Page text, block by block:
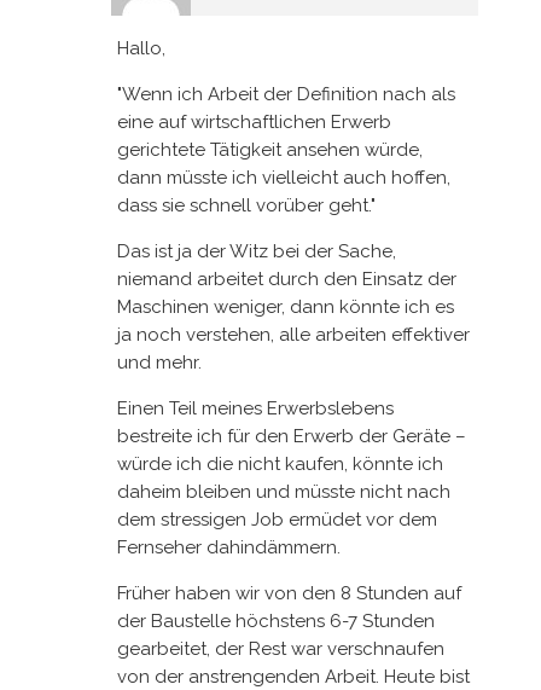
Hallo,
"Wenn ich Arbeit der Definition nach als
eine auf wirtschaftlichen Erwerb
gerichtete Tätigkeit ansehen würde,
dann müsste ich vielleicht auch hoffen,
dass sie schnell vorüber geht."
Das ist ja der Witz bei der Sache,
niemand arbeitet durch den Einsatz der
Maschinen weniger, dann könnte ich es
ja noch verstehen, alle arbeiten effektiver
und mehr.
Einen Teil meines Erwerbslebens
bestreite ich für den Erwerb der Geräte –
würde ich die nicht kaufen, könnte ich
daheim bleiben und müsste nicht nach
dem stressigen Job ermüdet vor dem
Fernseher dahindämmern.
Früher haben wir von den 8 Stunden auf
der Baustelle höchstens 6-7 Stunden
gearbeitet, der Rest war verschnaufen
von der anstrengenden Arbeit. Heute bist